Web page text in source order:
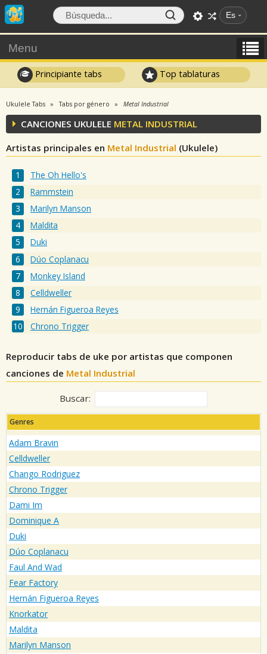
Es
Menu
Principiante tabs Top tablaturas
Ukulele Tabs Tabs por género Metal Industrial
CANCIONES UKULELE METAL INDUSTRIAL
Artistas principales en Metal Industrial (Ukulele)
The Oh Hello's
Rammstein
Marilyn Manson
Maldita
Duki
Dúo Coplanacu
Monkey Island
Celldweller
Hernán Figueroa Reyes
Chrono Trigger
Reproducir tabs de uke por artistas que componen
canciones de Metal Industrial
Buscar:
Genres
Adam Bravin
Celldweller
Chango Rodriguez
Chrono Trigger
Dami Im
Dominique A
Duki
Dúo Coplanacu
Faul And Wad
Fear Factory
Hernán Figueroa Reyes
Knorkator
Maldita
Marilyn Manson